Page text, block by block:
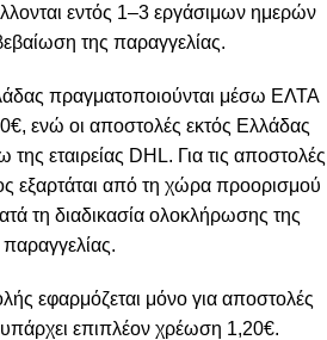
εντός 1–3 εργάσιμων ημερών
της παραγγελίας.
πραγματοποιούνται μέσω ΕΛΤΑ
ενώ οι αποστολές εκτός Ελλάδας
εταιρείας DHL. Για τις αποστολές
εξαρτάται από τη χώρα προορισμού
τη διαδικασία ολοκλήρωσης της
παραγγελίας.
εφαρμόζεται μόνο για αποστολές
επιπλέον χρέωση 1,20€.